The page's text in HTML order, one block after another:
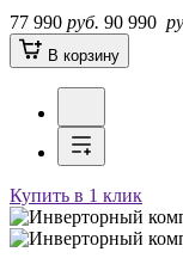
77 990 руб. 90 990
В корзину
Купить в 1 клик